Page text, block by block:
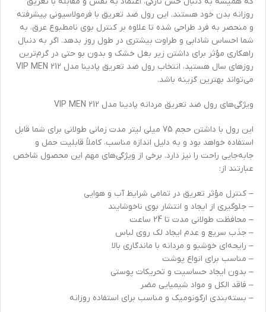
روزانه بدن خود هستند. این رول ضد تعریق با فرمولاسیونی پیشرفته
و منحصر به فرد طراحی شده تا علاوه بر کنترل بوی نامطبوع عرق، به
شما احساس شادابی و طراوت بیشتری در طول روز بدهد. اگر به دنبال
راهکاری مؤثر برای داشتن زیر بغل خشک و بدون بو حتی در گرم‌ترین
روزهای سال هستید، انتخاب رول ضد تعریق پادینا مدل VIP MEN 212
می‌تواند بهترین گزینه باشد.
ویژگی‌های رول ضد تعریق مردانه پادینا مدل VIP MEN 212
این رول با داشتن حجم 75 میلی لیتر مدت زمانی طولانی برای شما قابل
استفاده خواهد بود و به دلیل اندازه مناسب، کاملاً قابلیت حمل و
جابه‌جایی راحت را نیز دارد. برخی از ویژگی‌های مهم این محصول شاخص
عبارتند از:
– کنترل مؤثر تعریق در تمامی شرایط آب و هوایی
– جلوگیری از ایجاد و انتشار بوی ناخوشایند
– محافظت طولانی مدت تا 24 ساعت
– جذب سریع و عدم ایجاد لک روی لباس
– رایحه‌ای خوشبو و مردانه با ماندگاری بالا
– مناسب برای انواع پوشت
– بدون ایجاد حساسیت و تحریکات پوستی
– فاقد الکل و مواد شیمیایی مضر
– بسته‌بندی ارگونومیک و مناسب برای استفاده روزانه